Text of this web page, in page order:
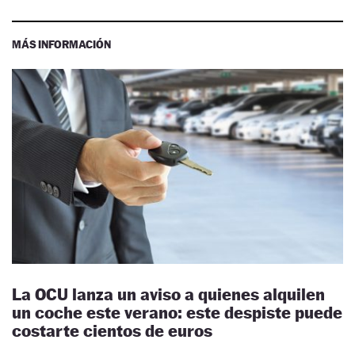
MÁS INFORMACIÓN
La OCU lanza un aviso a quienes alquilen
un coche este verano: este despiste puede
costarte cientos de euros